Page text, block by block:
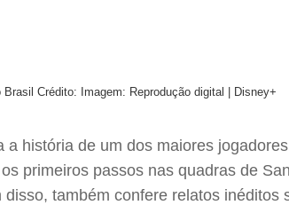
Crédito: Imagem: Reprodução digital | Disney+
a história de um dos maiores
primeiros passos nas quadras de
também confere relatos